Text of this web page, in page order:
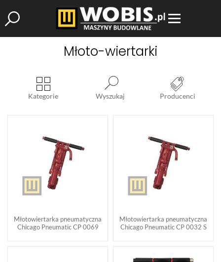
Młoto-wiertarki
Kategorie Wyszukaj Producenci
Młotowiertarka pneumatyczna
Chicago Pneumatic CP 0069
Młotowiertarka pneumatyczna
Chicago Pneumatic CP 0032 S